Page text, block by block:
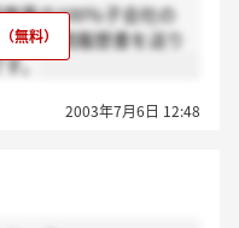
り面接時に詳しい説
でしたら情報交換しま
事の100％子会社の
この間履歴書を送り
。
2003年7月6日 12:48